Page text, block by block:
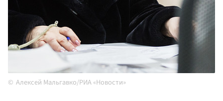
Алексей Мальгавко/РИА «Новости»